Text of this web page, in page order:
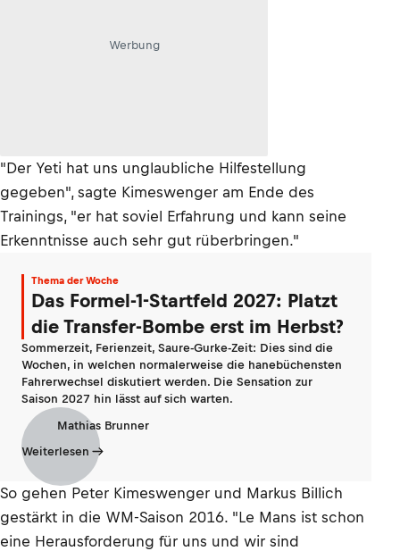
Werbung
"Der Yeti hat uns unglaubliche Hilfestellung
gegeben", sagte Kimeswenger am Ende des
Trainings, "er hat soviel Erfahrung und kann seine
Erkenntnisse auch sehr gut rüberbringen."
Thema der Woche
Das Formel-1-Startfeld 2027: Platzt
die Transfer-Bombe erst im Herbst?
Sommerzeit, Ferienzeit, Saure-Gurke-Zeit: Dies sind die
Wochen, in welchen normalerweise die hanebüchensten
Fahrerwechsel diskutiert werden. Die Sensation zur
Saison 2027 hin lässt auf sich warten.
Mathias Brunner
Weiterlesen
So gehen Peter Kimeswenger und Markus Billich
gestärkt in die WM-Saison 2016. "Le Mans ist schon
eine Herausforderung für uns und wir sind